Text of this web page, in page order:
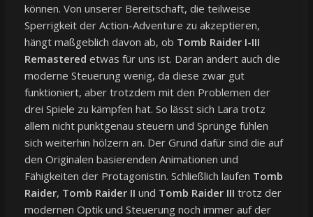
können. Von unserer Bereitschaft, die teilweise
Sperrigkeit der Action-Adventure zu akzeptieren,
hängt maßgeblich davon ab, ob Tomb Raider I-III
Remastered etwas für uns ist. Daran ändert auch die
moderne Steuerung wenig, da diese zwar gut
funktioniert, aber trotzdem mit den Problemen der
drei Spiele zu kämpfen hat. So lässt sich Lara trotz
allem nicht punktgenau steuern und Sprünge fühlen
sich weiterhin hölzern an. Der Grund dafür sind die auf
den Originalen basierenden Animationen und
Fähigkeiten der Protagonistin. Schließlich laufen Tomb
Raider, Tomb Raider II und Tomb Raider III trotz der
modernen Optik und Steuerung noch immer auf der